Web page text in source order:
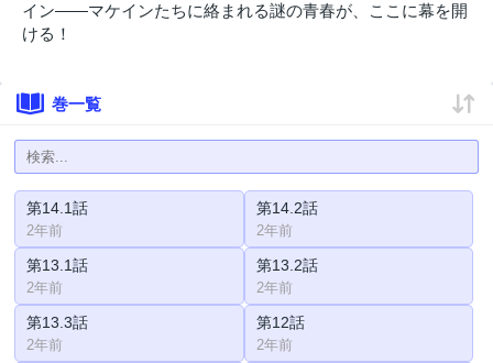
イン――マケインたちに絡まれる謎の青春が、ここに幕を開
ける！
巻一覧
第14.1話
2年前
第14.2話
2年前
第13.1話
2年前
第13.2話
2年前
第13.3話
2年前
第12話
2年前